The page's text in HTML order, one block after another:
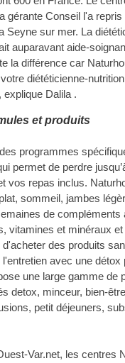
gérante Conseil l'a
Seyne sur mer. La
auparavant aide-
la différence car
diététicienne-
explique Dalila .
et produits
programmes
permet de perdre
vos repas inclus.
sommeil, jambes
de compléments
vitamines et minéraux
des produits
avec une détox
une large gamme de
detox, minceur, bien-
petit déjeuners,
Var.net, les centres